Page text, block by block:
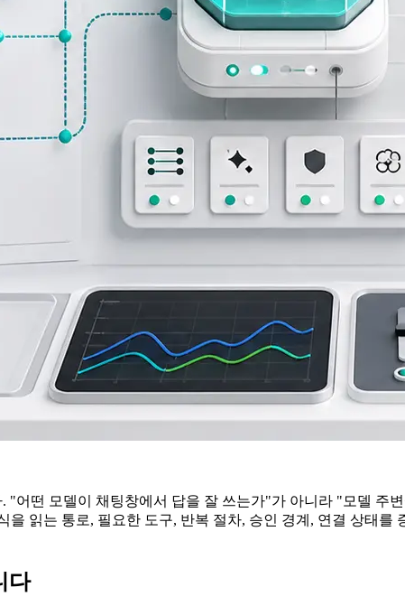
"어떤 모델이 채팅창에서 답을 잘 쓰는가"가 아니라 "모델
읽는 통로, 필요한 도구, 반복 절차, 승인 경계, 연결 상태
다